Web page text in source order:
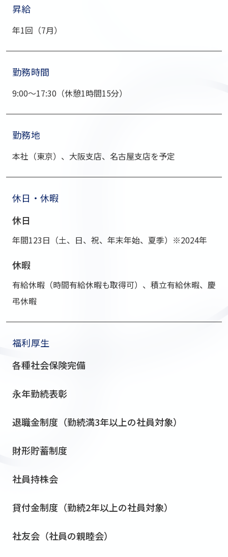
昇給
年1回（7⽉）
勤務時間
9:00〜17:30（休憩1時間15分）
勤務地
本社（東京）、⼤阪⽀店、名古屋⽀店を予定
休⽇・休暇
休⽇
年間123⽇（⼟、⽇、祝、年末年始、夏季）※2024年
休暇
有給休暇（時間有給休暇も取得可）、積⽴有給休暇、慶
弔休暇
福利厚生
各種社会保険完備
永年勤続表彰
退職⾦制度（勤続満3年以上の社員対象）
財形貯蓄制度
社員持株会
貸付⾦制度（勤続2年以上の社員対象）
社友会（社員の親睦会）